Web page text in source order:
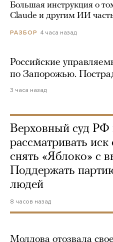
Большая инструкция о
Claude и другим ИИ
РАЗБОР 4 часа назад
Российские
по Запорожью.
3 часа назад
Верховный суд РФ
рассматривать
снять «Яблоко» с
Поддержать
людей
8 часов назад
Молдова отозвала